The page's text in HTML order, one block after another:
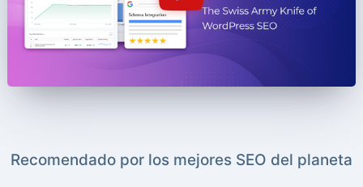
Recomendado por los mejores SEO del planeta